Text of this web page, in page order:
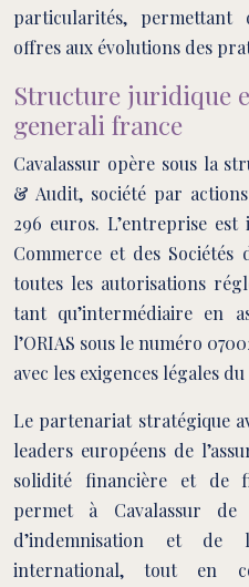
particularités, permettant
offres aux évolutions des
Structure juridique
generali france
Cavalassur opère sous la
& Audit, société par
296 euros. L’entreprise
Commerce et des Sociétés
toutes les autorisations
tant qu’intermédiaire en
l’ORIAS sous le numéro
avec les exigences légales
Le partenariat stratégique
leaders européens de
solidité financière et de
permet à Cavalassur
d’indemnisation et de
international, tout en